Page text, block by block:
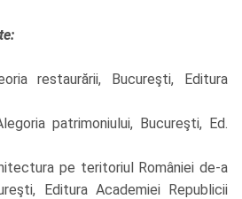
restaurării, Bucureşti, Editura
patrimoniului, Bucureşti, Ed.
pe teritoriul României de-a
Editura Academiei Republicii